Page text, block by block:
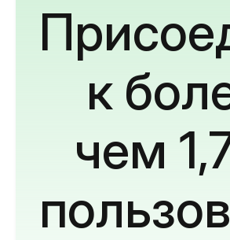
к
чем